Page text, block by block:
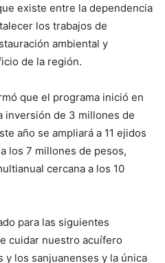
existe entre la dependencia
los trabajos de
ambiental y
de la región.
que el programa inició en
inversión de 3 millones de
año se ampliará a 11 ejidos
los 7 millones de pesos,
cercana a los 10
para las siguientes
cuidar nuestro acuífero
y los sanjuanenses y la única